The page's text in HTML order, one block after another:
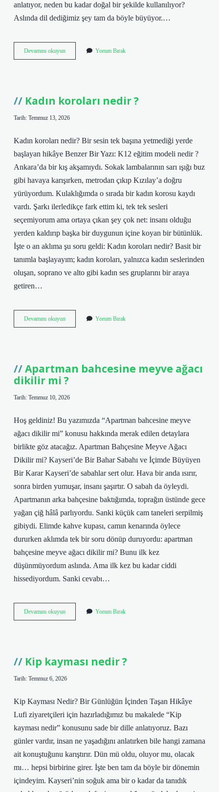
anlatıyor, neden bu kadar doğal bir şekilde kullanılıyor?
Aslında dil dediğimiz şey tam da böyle büyüyor.…
Devamını okuyunKontoş
ne
Yorum Bırak
Kadın koroları nedir ?
Tarih: Temmuz 13, 2026
Kadın koroları nedir? Bir sesin tek başına yetmediği yerde
başlayan hikâye Benzer Bir Yazı: K12 eğitim modeli nedir ?
Ankara’da bir kış akşamıydı. Sokak lambalarının sarı ışığı buz
gibi havaya karışırken, metrodan çıkıp Kızılay’a doğru
yürüyordum. Kulaklığımda o sırada bir kadın korosu kaydı
vardı. Şarkı ilerledikçe fark ettim ki, tek tek sesleri
seçemiyorum ama ortaya çıkan şey çok net: insanı olduğu
yerden kaldırıp başka bir duygunun içine koyan bir bütünlük.
İşte o an aklıma şu soru geldi: Kadın koroları nedir? Basit bir
tanımla başlayayım; kadın koroları, yalnızca kadın seslerinden
oluşan, soprano ve alto gibi kadın ses gruplarını bir araya
getiren…
Devamını okuyunKadın
koroları
Yorum Bırak
Apartman bahcesine meyve ağacı
dikilir mi ?
Tarih: Temmuz 10, 2026
Hoş geldiniz! Bu yazımızda “Apartman bahcesine meyve
ağacı dikilir mi” konusu hakkında merak edilen detaylara
birlikte göz atacağız. Apartman Bahçesine Meyve Ağacı
Dikilir mi? Kayseri’de Bir Bahar Sabahı ve İçimde Büyüyen
Bir Karar Kayseri’de sabahlar sert olur. Hava bir anda ısırır,
sonra birden yumuşar, insanı şaşırtır. O sabah da öyleydi.
Apartmanın arka bahçesine baktığımda, toprağın üstünde gece
yağan çiğ hâlâ parlıyordu. Sanki küçük cam taneleri serpilmiş
gibiydi. Elimde kahve kupası, camın kenarında öylece
dururken aklımda tek bir soru dönüp duruyordu: apartman
bahçesine meyve ağacı dikilir mi? Bunu ilk kez
düşünmüyordum aslında. Ama ilk kez bu kadar ciddi
hissediyordum. Sanki cevabı…
Devamını okuyunApartman
bahcesine
?
Yorum Bırak
Kip kayması nedir ?
Tarih: Temmuz 6, 2026
Kip Kayması Nedir? Bir Günlüğün İçinden Taşan Hikâye
Lufi ziyaretçileri için hazırladığımız bu makalede “Kip
kayması nedir” konusunu sade bir dille anlatıyoruz. Bazı
günler vardır, insan ne yaşadığını anlatırken bile hangi zamana
ait konuştuğunu karıştırır. Dün mü oldu, oluyor mu, olacak
mı… hepsi birbirine girer. İşte ben tam da böyle bir dönemin
içindeyim. Kayseri’nin soğuk ama bir o kadar da tanıdık